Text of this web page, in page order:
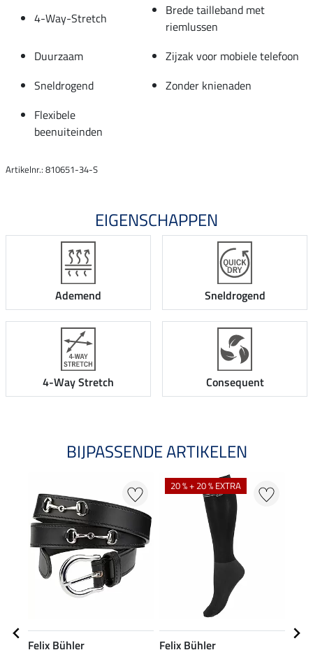
4-Way-Stretch
Brede tailleband met
riemlussen
Duurzaam
Zijzak voor mobiele telefoon
Sneldrogend
Zonder knienaden
Flexibele
beenuiteinden
Artikelnr.: 810651-34-S
EIGENSCHAPPEN
Ademend Sneldrogend
4-Way Stretch Consequent
BIJPASSENDE ARTIKELEN
Felix Bühler
20 % + 20 % EXTRA
Felix Bühler